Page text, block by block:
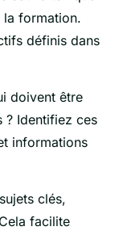
la formation.
définis dans
doivent être
? Identifiez ces
informations
clés,
facilite